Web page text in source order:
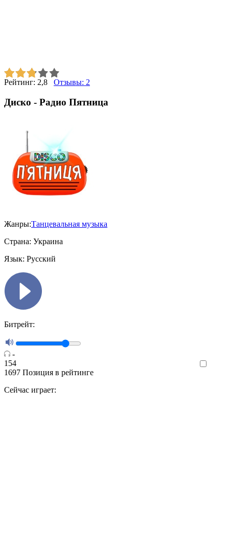
Рейтинг: 2,8 Отзывы: 2
Диско - Радио Пятница
Жанры:Танцевальная музыка
Страна: Украина
Язык: Русский
Битрейт:
-
154
1697 Позиция в рейтинге
Сейчас играет: